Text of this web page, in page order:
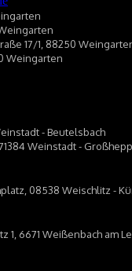
17/1, 88250
Weingarten
- Beutelsbach
Weinstadt -
08538 Weischlitz -
1, 6671 Weißenbach am